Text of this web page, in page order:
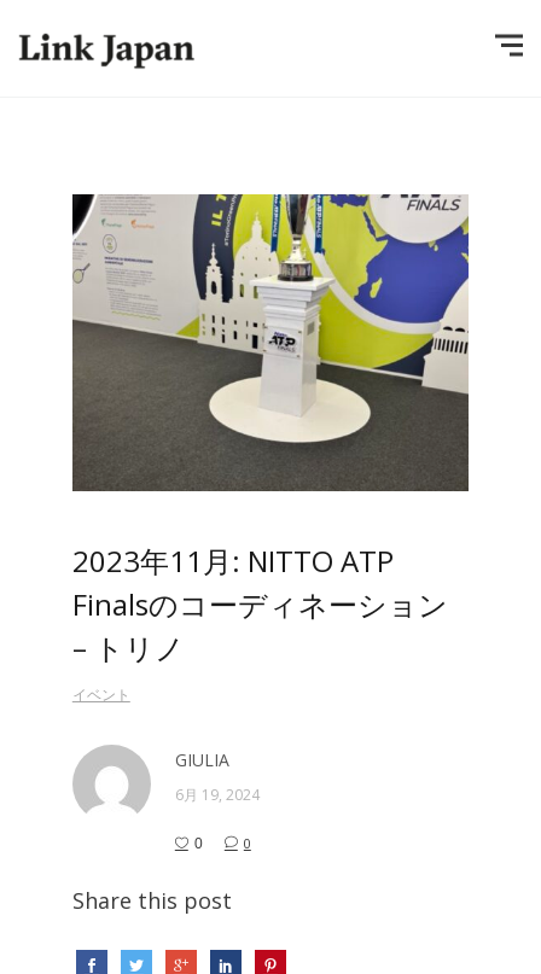
2023年11月: NITTO ATP
Finalsのコーディネーション
– トリノ
イベント
GIULIA
6月 19, 2024
0 0
Share this post